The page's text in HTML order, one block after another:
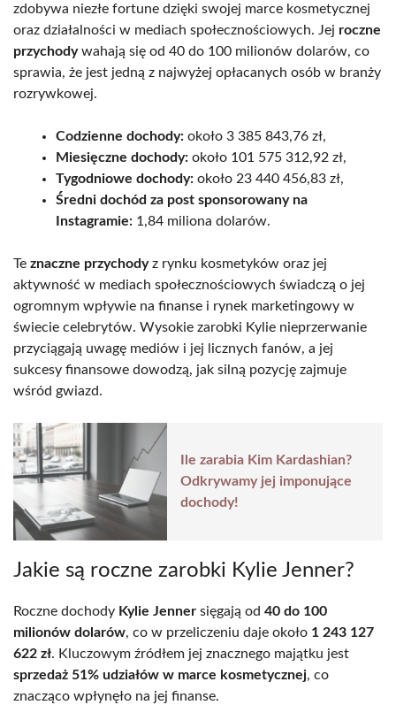
zdobywa niezłe fortune dzięki swojej marce kosmetycznej
oraz działalności w mediach społecznościowych. Jej roczne
przychodywahają się od 40 do 100 milionów dolarów, co
sprawia, że jest jedną z najwyżej opłacanych osób w branży
rozrywkowej.
Codzienne dochody: około 3 385 843,76 zł,
Miesięczne dochody: około 101 575 312,92 zł,
Tygodniowe dochody: około 23 440 456,83 zł,
Średni dochód za post sponsorowany na
Instagramie: 1,84 miliona dolarów.
Te znaczne przychodyz rynku kosmetyków oraz jej
aktywność w mediach społecznościowych świadczą o jej
ogromnym wpływie na finanse i rynek marketingowy w
świecie celebrytów. Wysokie zarobki Kylie nieprzerwanie
przyciągają uwagę mediów i jej licznych fanów, a jej
sukcesy finansowe dowodzą, jak silną pozycję zajmuje
wśród gwiazd.
Ile zarabia Kim Kardashian?
Odkrywamy jej imponujące
dochody!
Jakie są roczne zarobki Kylie Jenner?
Roczne dochody Kylie Jenner sięgają od 40 do 100
milionów dolarów, co w przeliczeniu daje około 1 243 127
622 zł. Kluczowym źródłem jej znacznego majątku jest
sprzedaż 51% udziałów w marce kosmetycznej, co
znacząco wpłynęło na jej finanse.